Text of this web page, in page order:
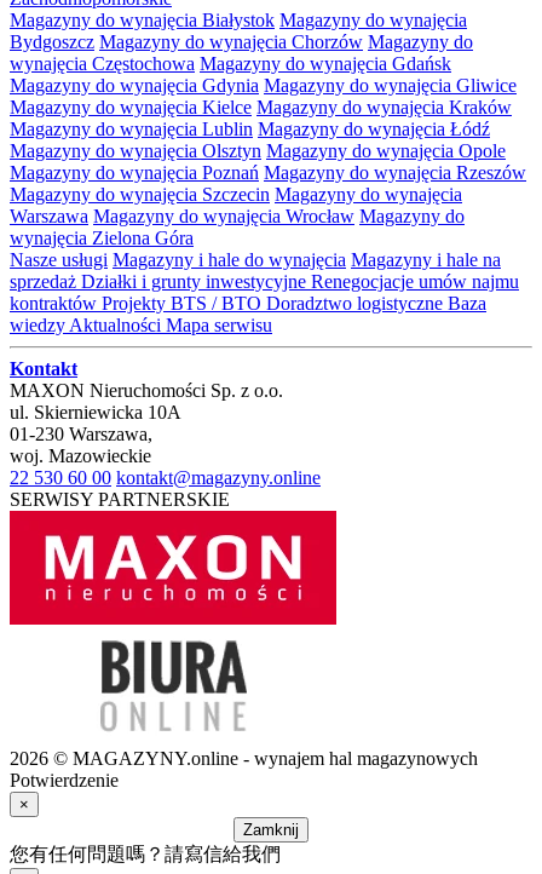
Magazyny do wynajęcia Białystok Magazyny do wynajęcia
Bydgoszcz Magazyny do wynajęcia Chorzów Magazyny do
wynajęcia Częstochowa Magazyny do wynajęcia Gdańsk
Magazyny do wynajęcia Gdynia Magazyny do wynajęcia Gliwice
Magazyny do wynajęcia Kielce Magazyny do wynajęcia Kraków
Magazyny do wynajęcia Lublin Magazyny do wynajęcia Łódź
Magazyny do wynajęcia Olsztyn Magazyny do wynajęcia Opole
Magazyny do wynajęcia Poznań Magazyny do wynajęcia Rzeszów
Magazyny do wynajęcia Szczecin Magazyny do wynajęcia
Warszawa Magazyny do wynajęcia Wrocław Magazyny do
wynajęcia Zielona Góra
Nasze usługi Magazyny i hale do wynajęcia Magazyny i hale na
sprzedaż Działki i grunty inwestycyjne Renegocjacje umów najmu
kontraktów Projekty BTS / BTO Doradztwo logistyczne Baza
wiedzy Aktualności Mapa serwisu
Kontakt
MAXON Nieruchomości Sp. z o.o.
ul. Skierniewicka 10A
01-230 Warszawa,
woj. Mazowieckie
22 530 60 00 kontakt@magazyny.online
SERWISY PARTNERSKIE
2026 © MAGAZYNY.online - wynajem hal magazynowych
Potwierdzenie
×
Zamknij
您有任何問題嗎？請寫信給我們